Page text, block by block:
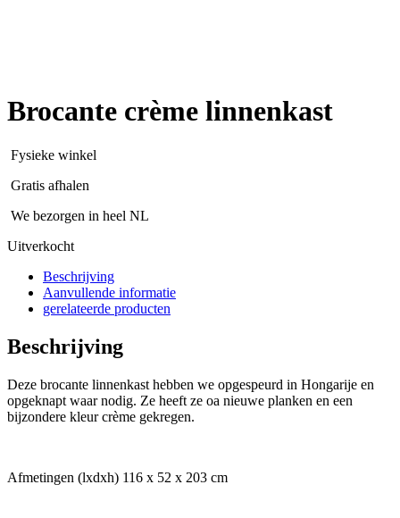
Brocante crème linnenkast
Fysieke winkel
Gratis afhalen
We bezorgen in heel NL
Uitverkocht
Beschrijving
Aanvullende informatie
gerelateerde producten
Beschrijving
Deze brocante linnenkast hebben we opgespeurd in Hongarije en
opgeknapt waar nodig. Ze heeft ze oa nieuwe planken en een
bijzondere kleur crème gekregen.
Afmetingen (lxdxh) 116 x 52 x 203 cm